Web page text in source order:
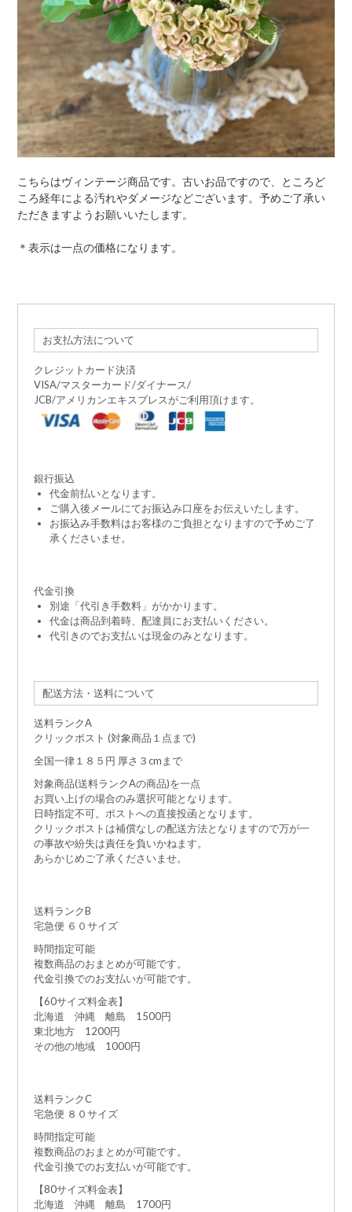
こちらはヴィンテージ商品です。古いお品ですので、ところど
ころ経年による汚れやダメージなどございます。予めご了承い
ただきますようお願いいたします。
＊表示は一点の価格になります。
お支払方法について
クレジットカード決済
VISA/マスターカード/ダイナース/
JCB/アメリカンエキスプレスがご利用頂けます。
銀行振込
代金前払いとなります。
ご購入後メールにてお振込み口座をお伝えいたします。
お振込み手数料はお客様のご負担となりますので予めご了
承くださいませ。
代金引換
別途「代引き手数料」がかかります。
代金は商品到着時、配達員にお支払いください。
代引きのでお支払いは現金のみとなります。
配送方法・送料について
送料ランクA
クリックポスト (対象商品１点まで)
全国一律１８５円 厚さ３cmまで
対象商品(送料ランクAの商品)を一点
お買い上げの場合のみ選択可能となります。
日時指定不可。ポストへの直接投函となります。
クリックポストは補償なしの配送方法となりますので万が一
の事故や紛失は責任を負いかねます。
あらかじめご了承くださいませ。
送料ランクB
宅急便 ６０サイズ
時間指定可能
複数商品のおまとめが可能です。
代金引換でのお支払いが可能です。
【60サイズ料金表】
北海道 沖縄 離島 1500円
東北地方 1200円
その他の地域 1000円
送料ランクC
宅急便 ８０サイズ
時間指定可能
複数商品のおまとめが可能です。
代金引換でのお支払いが可能です。
【80サイズ料金表】
北海道 沖縄 離島 1700円